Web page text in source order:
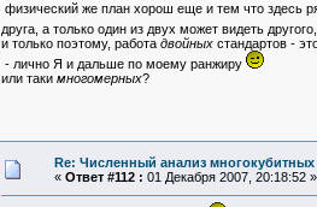
физический же план хорош еще и тем что здесь
друга, а только один из двух может видеть
и только поэтому, работа двойныхстандартов -
- лично Я и дальше по моему ранжиру
или таки многомерных?
Re: Численный анализ многокубитных
« Ответ #112 : 01 Декабря 2007, 20:18:52 »